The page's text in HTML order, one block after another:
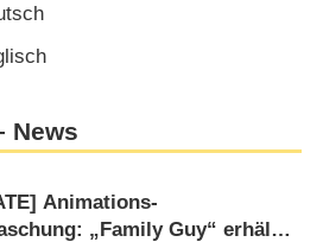
News
Animations-
„Family Guy“ erhält